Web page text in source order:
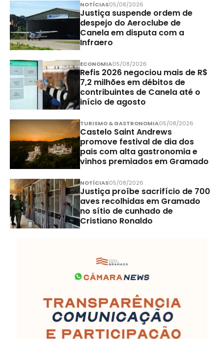
NOTÍCIAS05/08/2026
Justiça suspende ordem de
despejo do Aeroclube de
Canela em disputa com a
Infraero
ECONOMIA05/08/2026
Refis 2026 negociou mais de R$
7,2 milhões em débitos de
contribuintes de Canela até o
início de agosto
TURISMO & GASTRONOMIA05/08/2026
Castelo Saint Andrews
promove festival de dia dos
pais com alta gastronomia e
vinhos premiados em Gramado
NOTÍCIAS05/08/2026
Justiça proíbe sacrifício de 700
aves recolhidas em Gramado
no sítio de cunhado de
Cristiano Ronaldo